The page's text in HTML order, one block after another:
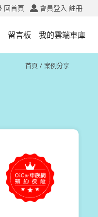
會員登入 註冊
回首頁
留言板 我的雲端車庫
首頁 案例分享